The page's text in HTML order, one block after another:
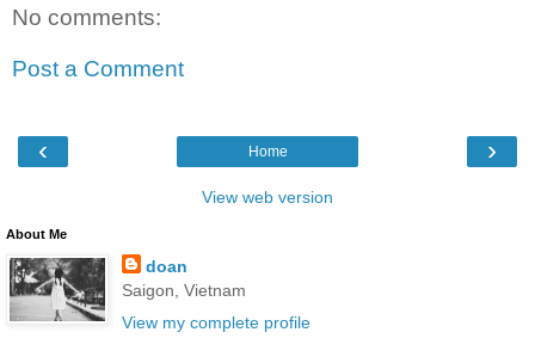
No comments:
Post a Comment
‹ ›
Home
View web version
About Me
doan
Saigon, Vietnam
View my complete profile